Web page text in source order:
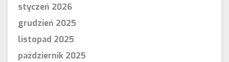
styczeń 2026
grudzień 2025
listopad 2025
październik 2025